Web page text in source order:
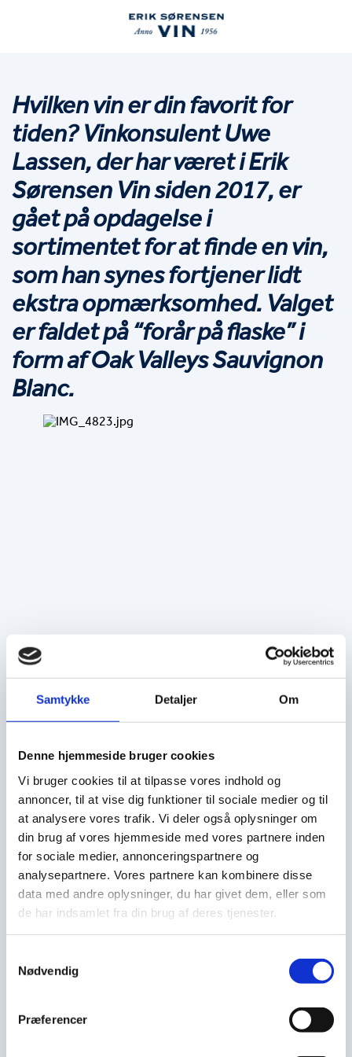
Samtykke Detaljer Om
Denne hjemmeside bruger cookies
Vi bruger cookies til at tilpasse vores indhold og
annoncer, til at vise dig funktioner til sociale medier og til
at analysere vores trafik. Vi deler også oplysninger om
din brug af vores hjemmeside med vores partnere inden
for sociale medier, annonceringspartnere og
analysepartnere. Vores partnere kan kombinere disse
data med andre oplysninger, du har givet dem, eller som
de har indsamlet fra din brug af deres tjenester.
Nødvendig
Præferencer
Hvilken vin er din favorit for
tiden? Vinkonsulent Uwe
Lassen, der har været i Erik
Sørensen Vin siden 2017, er
gået på opdagelse i
sortimentet for at finde en vin,
som han synes fortjener lidt
ekstra opmærksomhed. Valget
er faldet på “forår på flaske” i
form af Oak Valleys Sauvignon
Blanc.
“Forår på flaske, solen
presser sig igennem skyerne
og folket valfarter til
fortovscaféerne. Nu vil vi ikke
vente længere, vi vil ud, nyde
livet, smage på livet igen og
det vil denne her knivskarpe
Sauvignon Blanc dæleme